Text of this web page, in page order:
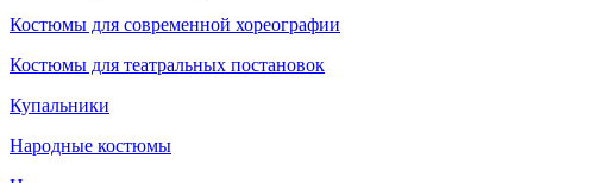
Костюмы для современной хореографии
Костюмы для театральных постановок
Купальники
Народные костюмы